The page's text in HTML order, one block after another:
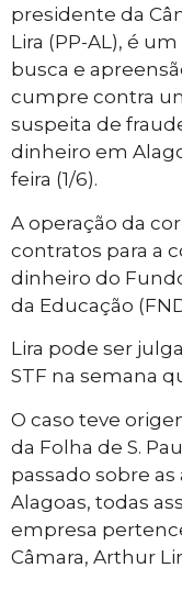
presidente da
Lira (PP-AL), é
busca e
cumpre contra
suspeita de
dinheiro em
feira (1/6).
A operação da
contratos para a
dinheiro do
da Educação
Lira pode ser
STF na semana
O caso teve
da Folha de S.
passado sobre
Alagoas, todas
empresa
Câmara, Arthur